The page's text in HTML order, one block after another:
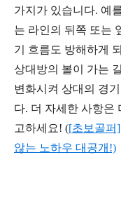
가지가 있습니다. 예
는 라인의 뒤쪽 또는
기 흐름도 방해하게
상대방의 볼이 가는
변화시켜 상대의 경
다. 더 자세한 사항은
고하세요! ([초보골퍼]
않는 노하우 대공개!)